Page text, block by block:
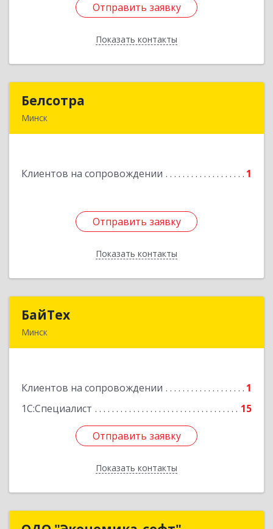
Отправить заявку
Показать контакты
Отправить заявку
Назад
Белсотра
Минск
Клиентов на сопровождении 1
Отправить заявку
Показать контакты
Подробнее
Отправить заявку
Назад
БайТех
Минск
Клиентов на сопровождении
1
1С:Специалист
15
Отправить заявку
Показать контакты
Подробнее
Отправить заявку
Назад